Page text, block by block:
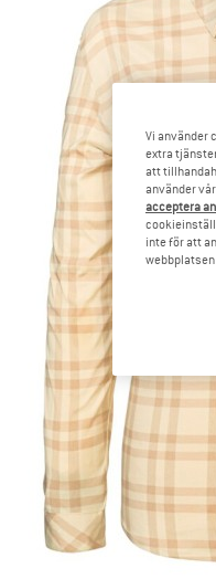
Vi använder
extra
att
använder
acceptera
inte för att